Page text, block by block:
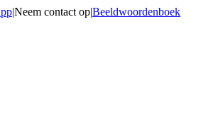
|Neem contact op|Beeldwoordenboek